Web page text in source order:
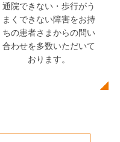
通院できない・歩行がう
まくできない障害をお持
ちの患者さまからの問い
合わせを多数いただいて
おります。